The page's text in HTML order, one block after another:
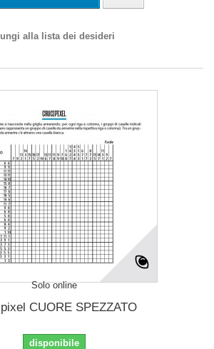
alla lista dei desideri
Solo online
CUORE SPEZZATO
disponibile